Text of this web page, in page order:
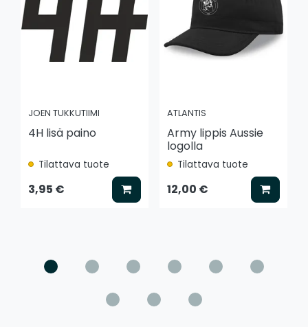
JOEN TUKKUTIIMI
4H lisä paino
Tilattava tuote
3,95 € Lisää koriin
ATLANTIS
Army lippis Aussie
logolla
Tilattava tuote
12,00 € Lisää